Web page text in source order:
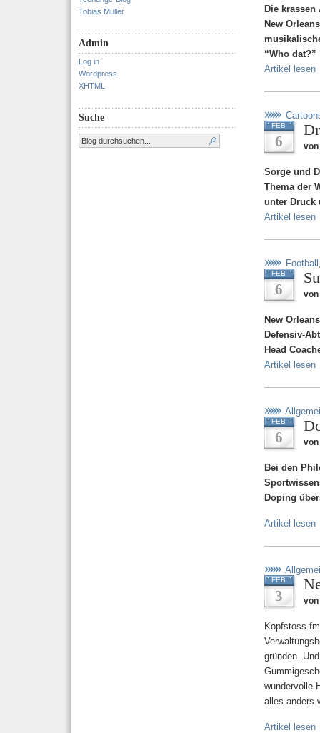
Tobias Müller
Admin
Log in
Wordpress
XHTML
Suche
Die
New
“Who dat?”
Artikel lesen
FEB
6 von
Sorge und
Thema der
unter
Artikel lesen
Football
FEB
6
New
Defensiv-
Head
Artikel lesen
FEB
6
Bei den
Doping
Artikel lesen
FEB
3
gründen.
wundervolle
alles anders
Artikel lesen